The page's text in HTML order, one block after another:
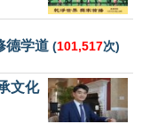
德学道 (101,517次)
文化